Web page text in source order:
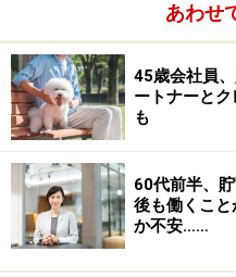
しています。変動費部分
が、お酒が好きでやめら
月ゼロでした（食費部分
いもここから美容室、化
の費用となるので我慢し
です。
あわせ
45歳会社員
ートナーと
も
60代前半、
後も働くこ
か不安……